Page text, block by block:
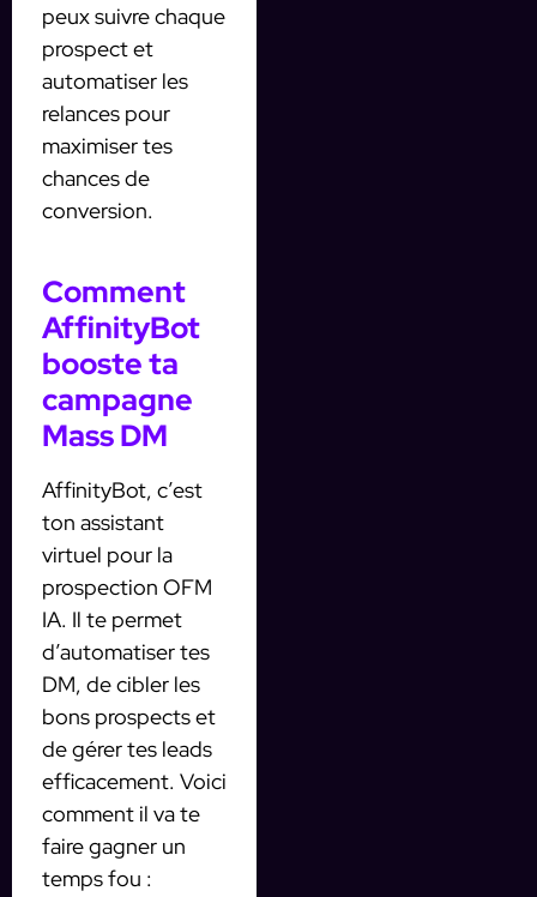
peux suivre chaque
prospect et
automatiser les
relances pour
maximiser tes
chances de
conversion.
Comment
AffinityBot
booste ta
campagne
Mass DM
AffinityBot, c’est
ton assistant
virtuel pour la
prospection OFM
IA. Il te permet
d’automatiser tes
DM, de cibler les
bons prospects et
de gérer tes leads
efficacement. Voici
comment il va te
faire gagner un
temps fou :